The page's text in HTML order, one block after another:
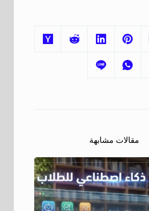
مقالات مشابهة